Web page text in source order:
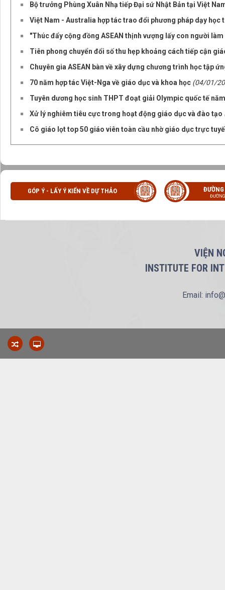
Bộ trưởng Phùng Xuân Nhạ tiếp Đại sứ Nhật Bản tại Việt
Việt Nam - Australia hợp tác trao đổi phương pháp dạy học
"Thúc đẩy cộng đồng ASEAN thịnh vượng lấy con người
Tiên phong chuyển đổi số thu hẹp khoảng cách tiếp cận
Chuyên gia ASEAN bàn về xây dựng chương trình học tập
70 năm hợp tác Việt-Nga về giáo dục và khoa học (04/01/
Tuyên dương học sinh THPT đoạt giải Olympic quốc tế
Xử lý nghiêm tiêu cực trong hoạt động giáo dục và đào tạo
Cô giáo lọt top 50 giáo viên toàn cầu nhờ giáo dục trực
GÓP Ý - LẤY Ý KIẾN VỀ DỰ THẢO
VIỆN
INSTITUTE FOR
Email: